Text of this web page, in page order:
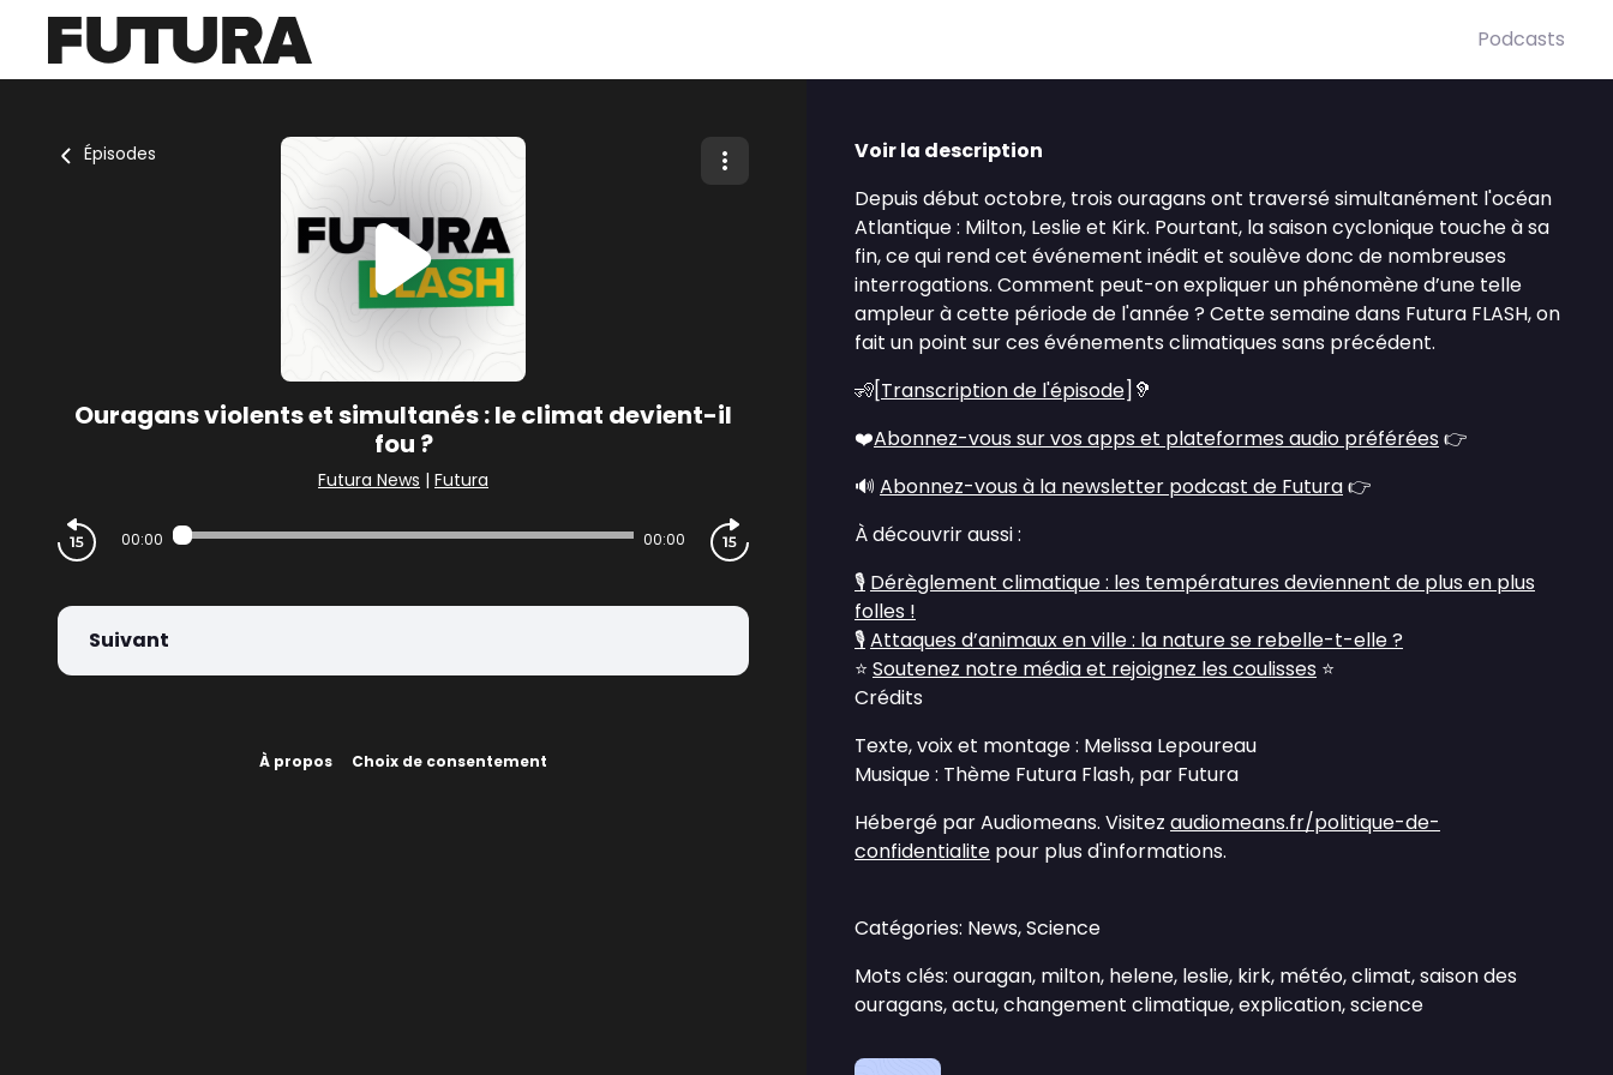
Podcasts
Épisodes
Ouragans violents et simultanés : le climat devient-il
fou ?
Futura News | Futura
00:00 00:00
Suivant
À propos Choix de consentement
Voir la description
Depuis début octobre, trois ouragans ont traversé simultanément l'océan
Atlantique : Milton, Leslie et Kirk. Pourtant, la saison cyclonique touche à sa
fin, ce qui rend cet événement inédit et soulève donc de nombreuses
interrogations. Comment peut-on expliquer un phénomène d’une telle
ampleur à cette période de l'année ? Cette semaine dans Futura FLASH, on
fait un point sur ces événements climatiques sans précédent.
🧏[Transcription de l'épisode]🦻
❤️Abonnez-vous sur vos apps et plateformes audio préférées 👉
🔊 Abonnez-vous à la newsletter podcast de Futura👉
À découvrir aussi :
🎙️ Dérèglement climatique : les températures deviennent de plus en plus
folles !
🎙️Attaques d’animaux en ville : la nature se rebelle-t-elle ?
⭐ Soutenez notre média et rejoignez les coulisses ⭐
Crédits
Texte, voix et montage : Melissa Lepoureau
Musique : Thème Futura Flash, par Futura
Hébergé par Audiomeans. Visitez audiomeans.fr/politique-de-
confidentialite pour plus d'informations.
Catégories: News, Science
Mots clés: ouragan, milton, helene, leslie, kirk, météo, climat, saison des
ouragans, actu, changement climatique, explication, science